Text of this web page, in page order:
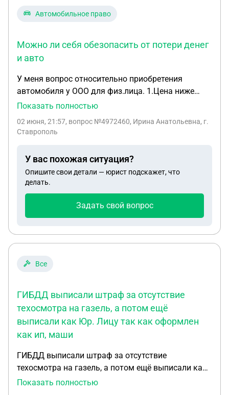
Автомобильное право
Можно ли себя обезопасить от потери денег
и авто
У меня вопрос относительно приобретения
автомобиля у ООО для физ.лица. 1.Цена ниже
покупной, 2. Какие риски, если вдруг в течение 3-х
машину отберут, т.к. налоговая или
варианты возможных рисков для физ.лица?
Можно ли себя обезопасить от потери денег и
авто
Показать полностью
02 июня, 21:57, вопрос №4972460, Ирина Анатольевна, г.
Ставрополь
У вас похожая ситуация?
Опишите свои детали — юрист подскажет, что
делать.
Задать свой вопрос
Все
ГИБДД выписали штраф за отсутствие
техосмотра на газель, а потом ещё
выписали как Юр. Лицу так как оформлен
как ип, маши
ГИБДД выписали штраф за отсутствие
техосмотра на газель, а потом ещё выписали как
Юр. Лицу так как оформлен как ип, машина при
Показать полностью